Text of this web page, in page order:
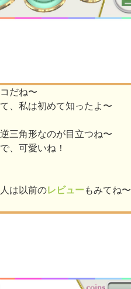
だね〜
、私は初めて知ったよ〜
三角形なのが目立つね〜
、可愛いね！
は以前のレビューもみてね〜